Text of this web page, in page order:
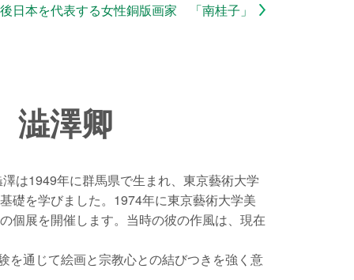
日本を代表する女性銅版画家 「南桂子」
澁澤卿
は1949年に群馬県で生まれ、東京藝術大学
礎を学びました。1974年に東京藝術大学美
個展を開催します。当時の彼の作風は、現在
を通じて絵画と宗教心との結びつきを強く意